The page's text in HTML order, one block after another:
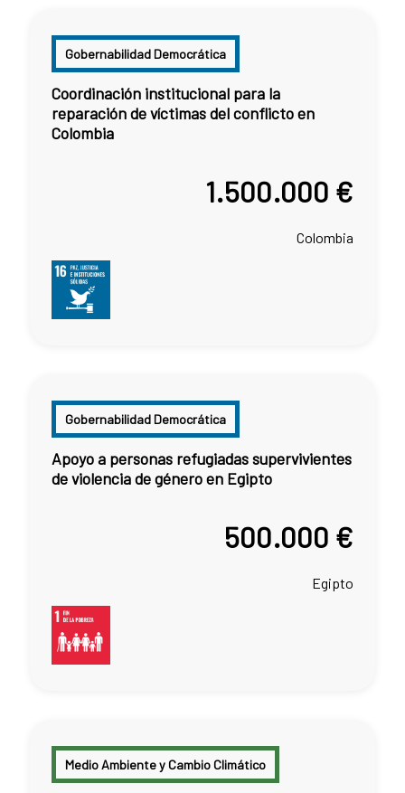
Gobernabilidad Democrática
Coordinación institucional para la
reparación de víctimas del conflicto en
Colombia
1.500.000 €
Colombia
Gobernabilidad Democrática
Apoyo a personas refugiadas supervivientes
de violencia de género en Egipto
500.000 €
Egipto
Medio Ambiente y Cambio Climático